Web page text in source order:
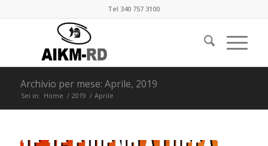
Tel 340 757 3100
Archivio per mese: Aprile, 2019
Sei in: Home / 2019 / Aprile